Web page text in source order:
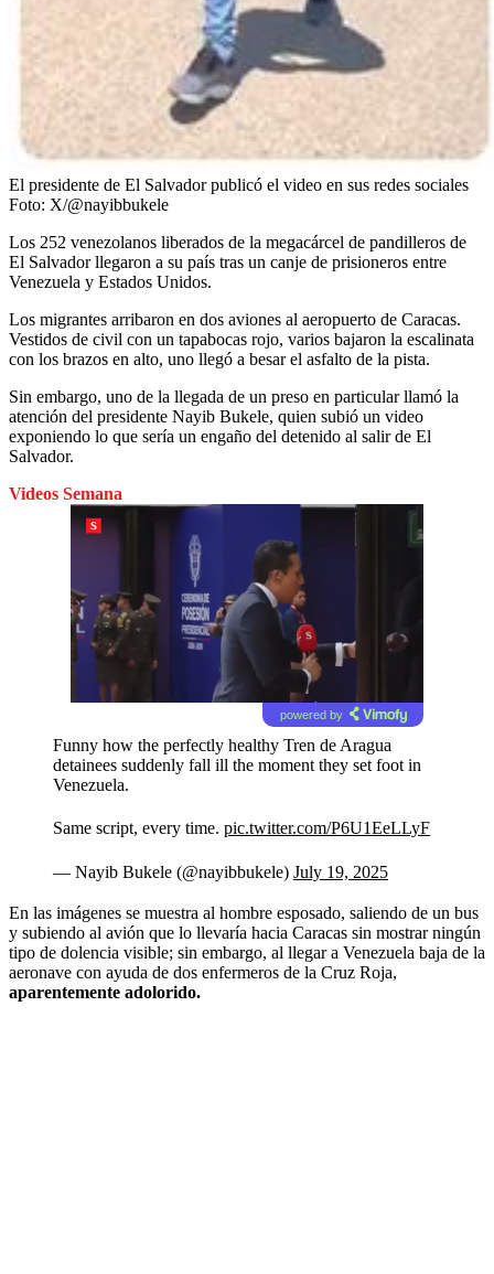
El presidente de El Salvador publicó el video en sus redes sociales
Foto: X/@nayibbukele
Los 252 venezolanos liberados de la megacárcel de pandilleros de
El Salvador llegaron a su país tras un canje de prisioneros entre
Venezuela y Estados Unidos.
Los migrantes arribaron en dos aviones al aeropuerto de Caracas.
Vestidos de civil con un tapabocas rojo, varios bajaron la escalinata
con los brazos en alto, uno llegó a besar el asfalto de la pista.
Sin embargo, uno de la llegada de un preso en particular llamó la
atención del presidente Nayib Bukele, quien subió un video
exponiendo lo que sería un engaño del detenido al salir de El
Salvador.
Videos Semana
powered by
Funny how the perfectly healthy Tren de Aragua
detainees suddenly fall ill the moment they set foot in
Venezuela.
Same script, every time. pic.twitter.com/P6U1EeLLyF
— Nayib Bukele (@nayibbukele) July 19, 2025
En las imágenes se muestra al hombre esposado, saliendo de un bus
y subiendo al avión que lo llevaría hacia Caracas sin mostrar ningún
tipo de dolencia visible; sin embargo, al llegar a Venezuela baja de la
aeronave con ayuda de dos enfermeros de la Cruz Roja,
aparentemente adolorido.